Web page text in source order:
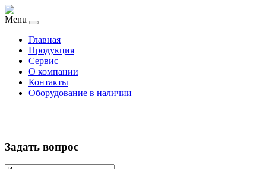
Menu
Главная
Продукция
Сервис
О компании
Контакты
Оборудование в наличии
Задать вопрос